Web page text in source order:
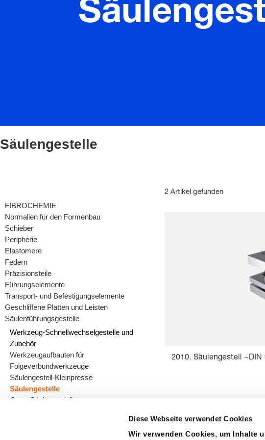
Diese Webseite verwendet Cookies
Wir verwenden Cookies, um Inhalte
Säulengestelle
FIBROCHEMIE
Normalien für den Formenbau
Schieber
Peripherie
Elastomere
Federn
Präzisionsteile
Führungselemente
Transport- und Befestigungselemente
Geschliffene Platten und Leisten
Säulenführungsgestelle
Werkzeug-Schnellwechselgestelle und
Zubehör
Werkzeugaufbauten für
Folgeverbundwerkzeuge
Säulengestell-Kleinpresse
Säulengestelle
Guss-Säulengestelle
2 Artikel gefunden
2010. Säulengestell ~DIN